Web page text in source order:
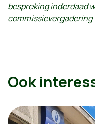
bespreking inderdaad
commissievergadering
Ook